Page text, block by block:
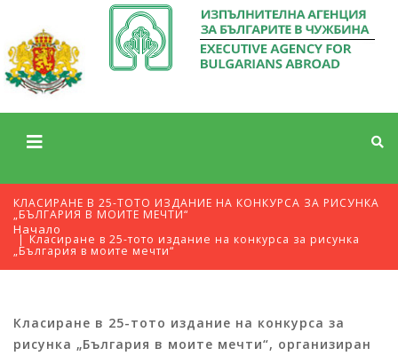
КЛАСИРАНЕ В 25-ТОТО ИЗДАНИЕ НА КОНКУРСА ЗА РИСУНКА
„БЪЛГАРИЯ В МОИТЕ МЕЧТИ“
Начало
Класиране в 25-тото издание на конкурса за рисунка
„България в моите мечти“
Класиране в 25-тото издание на конкурса за
рисунка „България в моите мечти“, организиран